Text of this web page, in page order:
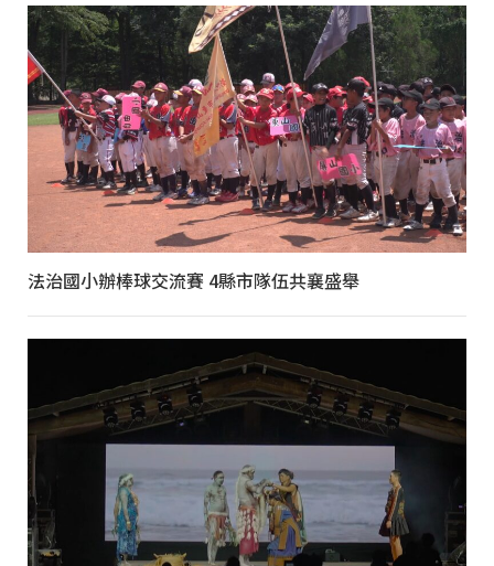
法治國小辦棒球交流賽 4縣市隊伍共襄盛舉